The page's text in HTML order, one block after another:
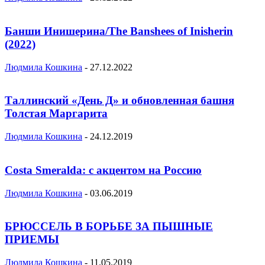
Банши Инишерина/The Banshees of Inisherin
(2022)
Людмила Кошкина - 27.12.2022
Таллинский «День Д» и обновленная башня
Толстая Маргарита
Людмила Кошкина - 24.12.2019
Costa Smeralda: с акцентом на Россию
Людмила Кошкина - 03.06.2019
БРЮССЕЛЬ В БОРЬБЕ ЗА ПЫШНЫЕ
ПРИЕМЫ
Людмила Кошкина - 11.05.2019